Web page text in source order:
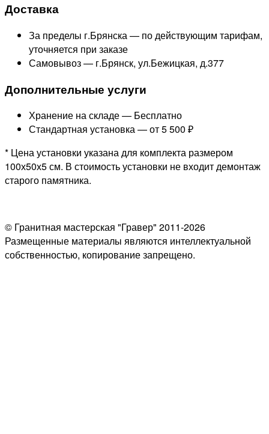
Доставка
За пределы г.Брянска — по действующим тарифам,
уточняется при заказе
Самовывоз — г.Брянск, ул.Бежицкая, д.377
Дополнительные услуги
Хранение на складе — Бесплатно
Стандартная установка —от 5 500 ₽
* Цена установки указана для комплекта размером
100х50х5 см. В стоимость установки не входит демонтаж
старого памятника.
© Гранитная мастерская "Гравер" 2011-2026
Размещенные материалы являются интеллектуальной
собственностью, копирование запрещено.